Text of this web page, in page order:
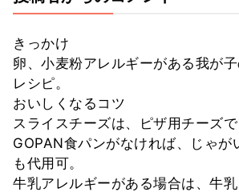
きっかけ
卵、小麦粉アレルギーがある我が
レシピ。
おいしくなるコツ
スライスチーズは、ピザ用チーズで
GOPAN食パンがなければ、じゃが
も代用可。
牛乳アレルギーがある場合は、牛